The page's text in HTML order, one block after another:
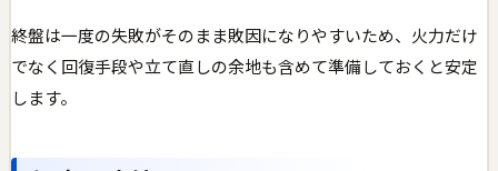
終盤は一度の失敗がそのまま敗因になりやすいため、火力だけ
でなく回復手段や立て直しの余地も含めて準備しておくと安定
します。